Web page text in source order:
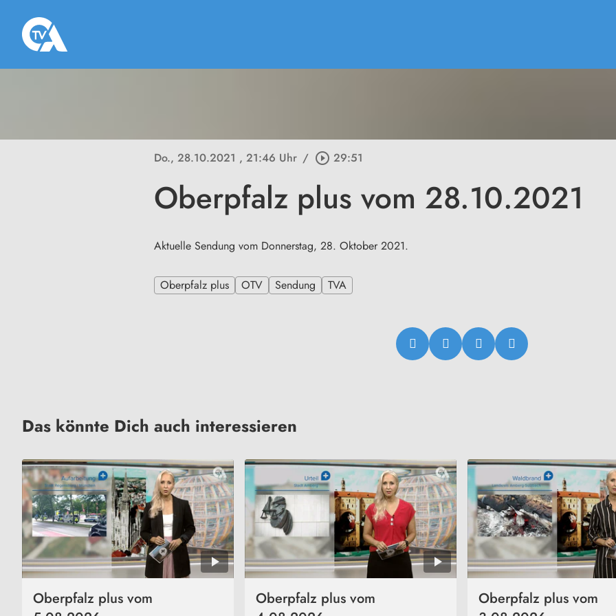
Do., 28.10.2021 , 21:46 Uhr / play_circle_outline 29:51
Oberpfalz plus vom 28.10.2021
Aktuelle Sendung vom Donnerstag, 28. Oktober 2021.
Oberpfalz plus OTV Sendung TVA
Das könnte Dich auch interessieren
Oberpfalz plus vom
Oberpfalz plus vom
Oberpfalz plus vom